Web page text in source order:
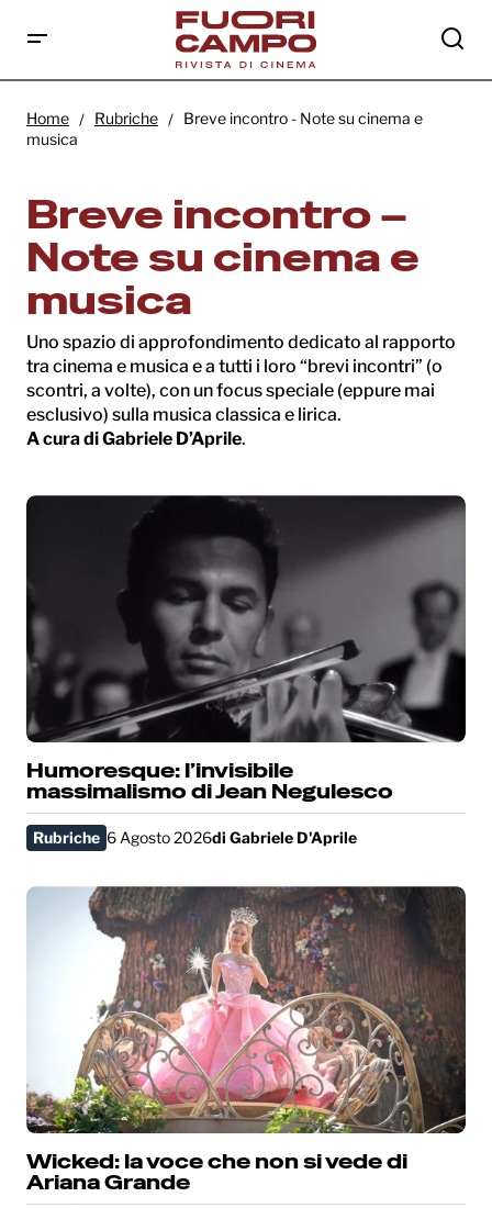
Home Rubriche
Breve incontro - Note su cinema e
musica
Breve incontro –
Note su cinema e
musica
Uno spazio di approfondimento dedicato al rapporto
tra cinema e musica e a tutti i loro “brevi incontri” (o
scontri, a volte), con un focus speciale (eppure mai
esclusivo) sulla musica classica e lirica.
A cura di Gabriele D’Aprile.
Humoresque: l’invisibile
massimalismo di Jean Negulesco
Rubriche 6 Agosto 2026di Gabriele D'Aprile
Wicked: la voce che non si vede di
Ariana Grande